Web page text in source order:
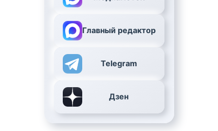
Главный редактор
Telegram
Дзен